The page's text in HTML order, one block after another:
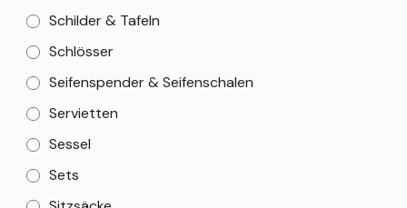
Schilder & Tafeln
Schlösser
Seifenspender & Seifenschalen
Servietten
Sessel
Sets